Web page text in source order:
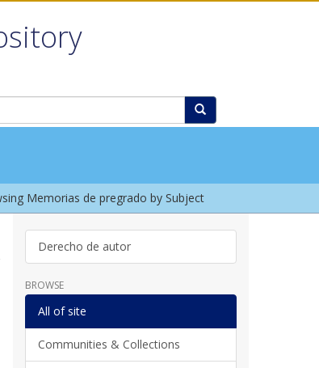
Memorias de pregrado by Subject
Derecho de autor
BROWSE
All of site
Communities & Collections